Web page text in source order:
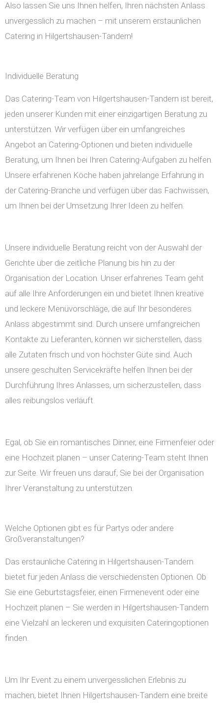
Also lassen Sie uns Ihnen helfen, Ihren nächsten Anlass
unvergesslich zu machen – mit unserem erstaunlichen
Catering in Hilgertshausen-Tandern!
Individuelle Beratung
Das Catering-Team von Hilgertshausen-Tandern ist bereit,
jeden unserer Kunden mit einer einzigartigen Beratung zu
unterstützen. Wir verfügen über ein umfangreiches
Angebot an Catering-Optionen und bieten individuelle
Beratung, um Ihnen bei Ihren Catering-Aufgaben zu helfen.
Unsere erfahrenen Köche haben jahrelange Erfahrung in
der Catering-Branche und verfügen über das Fachwissen,
um Ihnen bei der Umsetzung Ihrer Ideen zu helfen.
Unsere individuelle Beratung reicht von der Auswahl der
Gerichte über die zeitliche Planung bis hin zu der
Organisation der Location. Unser erfahrenes Team geht
auf alle Ihre Anforderungen ein und bietet Ihnen kreative
und leckere Menüvorschläge, die auf Ihr besonderes
Anlass abgestimmt sind. Durch unsere umfangreichen
Kontakte zu Lieferanten, können wir sicherstellen, dass
alle Zutaten frisch und von höchster Güte sind. Auch
unsere geschulten Servicekräfte helfen Ihnen bei der
Durchführung Ihres Anlasses, um sicherzustellen, dass
alles reibungslos verläuft.
Egal, ob Sie ein romantisches Dinner, eine Firmenfeier oder
eine Hochzeit planen – unser Catering-Team steht Ihnen
zur Seite. Wir freuen uns darauf, Sie bei der Organisation
Ihrer Veranstaltung zu unterstützen.
Welche Optionen gibt es für Partys oder andere
Großveranstaltungen?
Das erstaunliche Catering in Hilgertshausen-Tandern
bietet für jeden Anlass die verschiedensten Optionen. Ob
Sie eine Geburtstagsfeier, einen Firmenevent oder eine
Hochzeit planen – Sie werden in Hilgertshausen-Tandern
eine Vielzahl an leckeren und exquisiten Cateringoptionen
finden.
Um Ihr Event zu einem unvergesslichen Erlebnis zu
machen, bietet Ihnen Hilgertshausen-Tandern eine breite